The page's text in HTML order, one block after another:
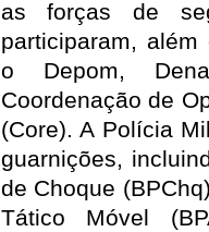
as forças de
participaram,
o Depom,
Coordenação de
(Core). A Polícia
guarnições,
de Choque
Tático Móvel